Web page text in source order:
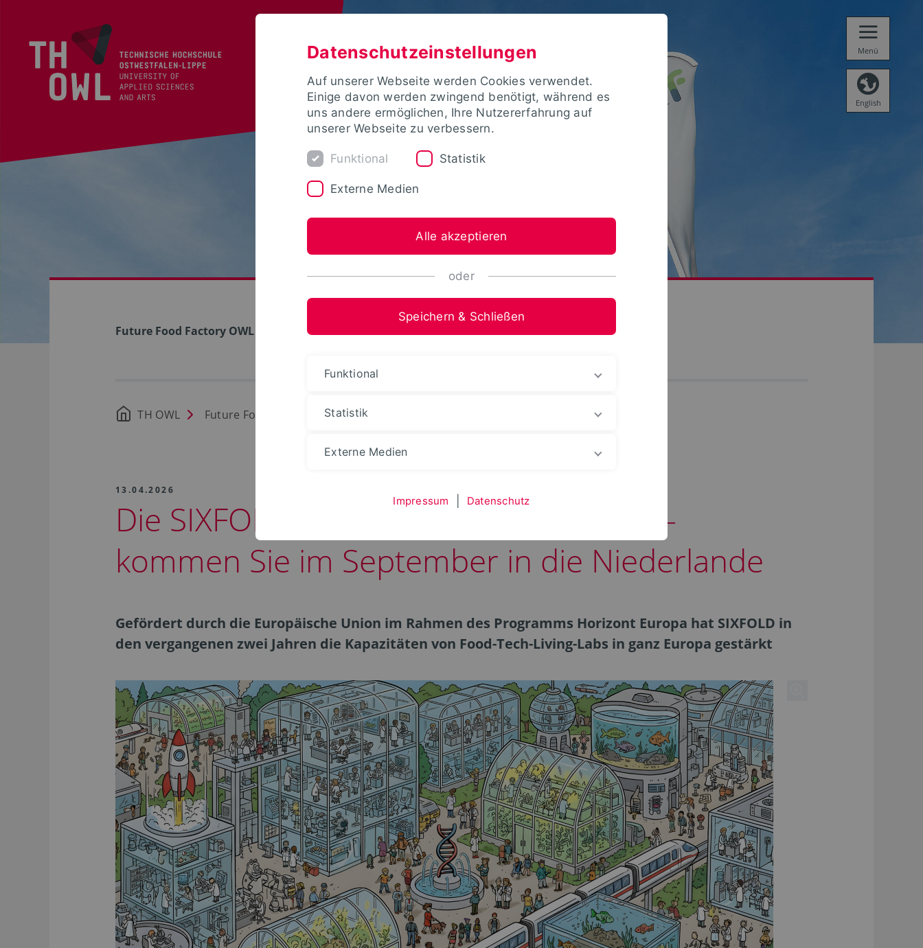
Menü
English
Future Food Factory OWL
TH OWL Future Food Factory OWL
13.04.2026
Die SIXFOLD Abschlusskonferenz naht –
kommen Sie im September in die Niederlande
Gefördert durch die Europäische Union im Rahmen des Programms Horizont Europa hat SIXFOLD in
den vergangenen zwei Jahren die Kapazitäten von Food-Tech-Living-Labs in ganz Europa gestärkt
Datenschutzeinstellungen
Auf unserer Webseite werden Cookies verwendet.
Einige davon werden zwingend benötigt, während es
uns andere ermöglichen, Ihre Nutzererfahrung auf
unserer Webseite zu verbessern.
Funktional Statistik
Externe Medien
Alle akzeptieren
oder
Speichern & Schließen
Funktional
Statistik
Externe Medien
Impressum Datenschutz